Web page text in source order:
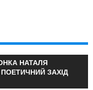
НАТАЛЯ
ЗАХІД